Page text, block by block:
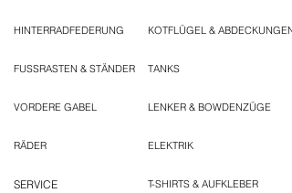
HINTERRADFEDERUNG
FUSSRASTEN & STÄNDER
VORDERE GABEL
RÄDER
SERVICE
KOTFLÜGEL & ABDECKUNGEN
TANKS
LENKER & BOWDENZÜGE
ELEKTRIK
T-SHIRTS & AUFKLEBER